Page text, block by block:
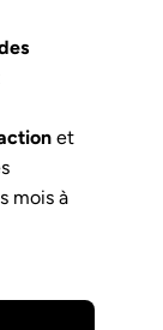
et
mois à